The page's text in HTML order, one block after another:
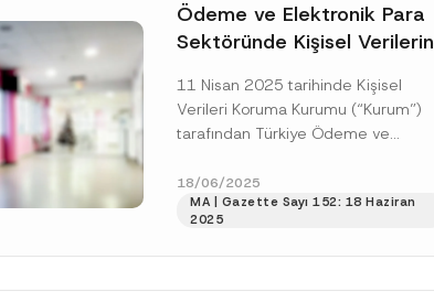
Ödeme ve Elektronik Para
Sektöründe Kişisel Verilerin
Uygulamalar Rehberi
Yayımlandı
11 Nisan 2025 tarihinde Kişisel
Verileri Koruma Kurumu (“Kurum”)
tarafından Türkiye Ödeme ve
birliğiyle Ödeme ve Elektronik Para...
[Devamını Oku]
18/06/2025
MA | Gazette Sayı 152: 18 Haziran
2025